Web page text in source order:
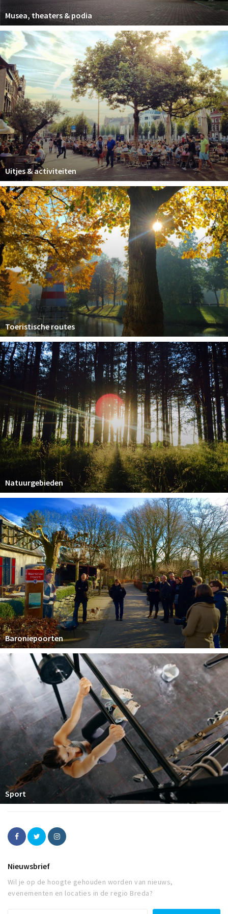
Musea, theaters & podia
Uitjes & activiteiten
Toeristische routes
Natuurgebieden
Baroniepoorten
Sport
Nieuwsbrief
Wil je op de hoogte gehouden worden van nieuws,
evenementen en locaties in de regio Breda?